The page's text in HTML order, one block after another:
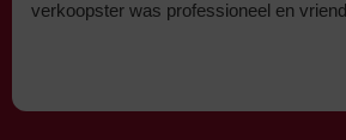
verkoopster was professioneel en